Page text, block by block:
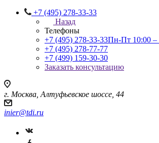
+7 (495) 278-33-33
Назад
Телефоны
+7 (495) 278-33-33Пн-Пт 10:00 –
+7 (495) 278-77-77
+7 (499) 159-30-30
Заказать консультацию
г. Москва, Алтуфьевское шоссе, 44
inier@tdi.ru